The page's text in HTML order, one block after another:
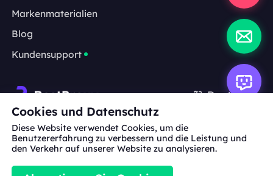
Markenmaterialien
Blog
Kundensupport
Deutsch
Zusammenarbeit:michael.wang@bestproxy.com
Cookies und Datenschutz
Diese Website verwendet Cookies, um die
Benutzererfahrung zu verbessern und die Leistung und
den Verkehr auf unserer Website zu analysieren.